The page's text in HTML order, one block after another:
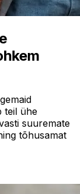
teil ühe
suuremate
tõhusamat